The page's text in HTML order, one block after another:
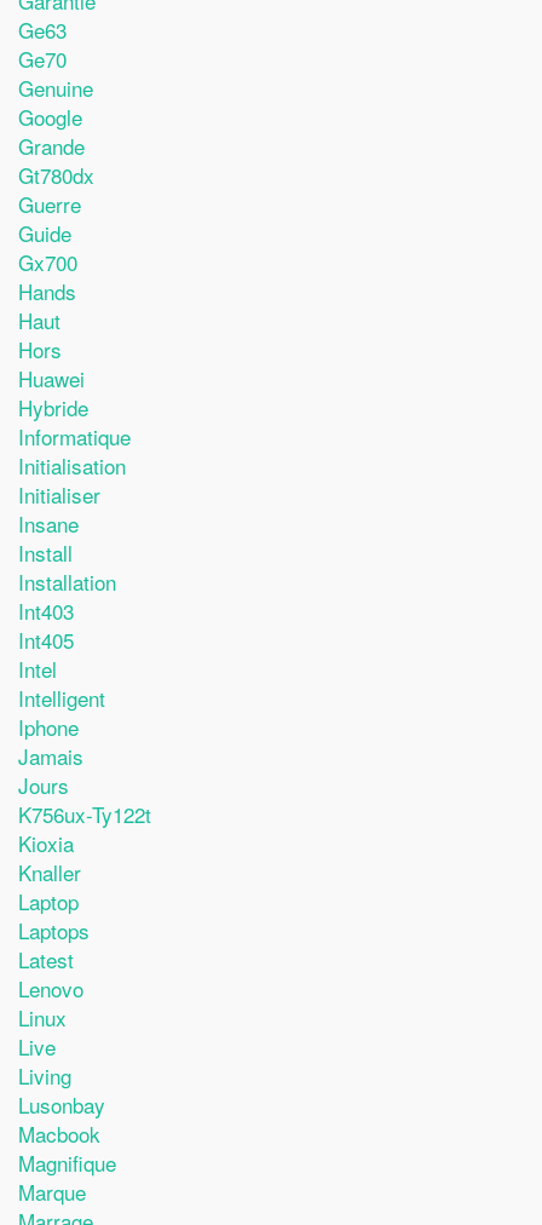
Ge63
Ge70
Genuine
Google
Grande
Gt780dx
Guerre
Guide
Gx700
Hands
Haut
Hors
Huawei
Hybride
Informatique
Initialisation
Initialiser
Insane
Install
Installation
Int403
Int405
Intel
Intelligent
Iphone
Jamais
Jours
K756ux-Ty122t
Kioxia
Knaller
Laptop
Laptops
Latest
Lenovo
Linux
Live
Living
Lusonbay
Macbook
Magnifique
Marque